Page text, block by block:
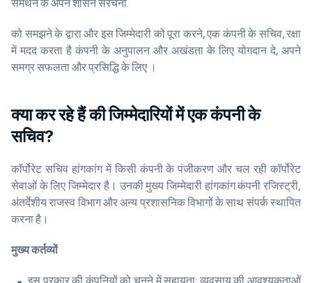
समर्थन के अपने शासन संरचना.
को समझने के द्वारा और इस जिम्मेदारी को पूरा करने, एक कंपनी के सचिव, रक्षा
में मदद करता है कंपनी के अनुपालन और अखंडता के लिए योगदान दे, अपने
समग्र सफलता और प्रसिद्धि के लिए ।
क्या कर रहे हैं की जिम्मेदारियों में एक कंपनी के
सचिव?
कॉर्पोरेट सचिव हांगकांग में किसी कंपनी के पंजीकरण और चल रही कॉर्पोरेट
सेवाओं के लिए जिम्मेदार है। उनकी मुख्य जिम्मेदारी हांगकांग कंपनी रजिस्ट्री,
अंतर्देशीय राजस्व विभाग और अन्य प्रशासनिक विभागों के साथ संपर्क स्थापित
करना है।
मुख्यकर्तव्यों